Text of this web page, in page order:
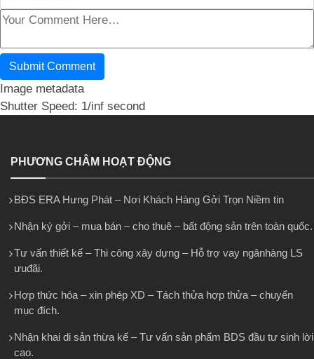
Image metadata
Shutter Speed: 1/inf second
PHƯƠNG CHÂM HOẠT ĐỘNG
BĐS ERA Hưng Phát – Nơi Khách Hàng Gởi Trọn Niềm tin
Nhận ký gởi – mua bán – cho thuê – bất động sản trên toàn quốc.
Tư vấn thiết kế – Thi công xây dựng – Hỗ trợ vay ngânhàng LS
ưuđãi.
Hợp thức hóa – xin phép XD – Tách thửa hợp thửa – chuyển
mục đích.
Nhận khai di sản thừa kế – Tư vấn sản phẩm BDS đầu tư sinh lời
cao.